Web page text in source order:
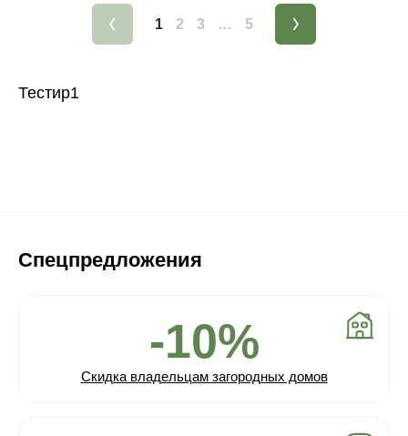
1 2 3 … 5
Тестир1
Спецпредложения
-10%
Скидка владельцам загородных домов